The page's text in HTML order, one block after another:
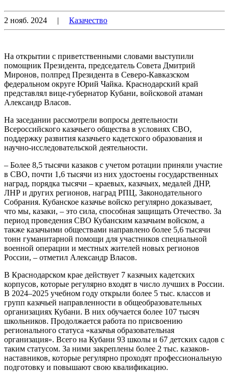
2 нояб. 2024 | Казачество
На открытии с приветственными словами выступили
помощник Президента, председатель Совета Дмитрий
Миронов, полпред Президента в Северо-Кавказском
федеральном округе Юрий Чайка. Краснодарский край
представлял вице-губернатор Кубани, войсковой атаман
Александр Власов.
На заседании рассмотрели вопросы деятельности
Всероссийского казачьего общества в условиях СВО,
поддержку развития казачьего кадетского образования и
научно-исследовательской деятельности.
– Более 8,5 тысячи казаков с учетом ротации приняли участие
в СВО, почти 1,6 тысячи из них удостоены государственных
наград, порядка тысячи – краевых, казачьих, медалей ДНР,
ЛНР и других регионов, наград РПЦ, Законодательного
Собрания. Кубанское казачье войско регулярно доказывает,
что мы, казаки, – это сила, способная защищать Отечество. За
период проведения СВО Кубанским казачьим войском, а
также казачьими обществами направлено более 5,6 тысячи
тонн гуманитарной помощи для участников специальной
военной операции и местных жителей новых регионов
России, – отметил Александр Власов.
В Краснодарском крае действует 7 казачьих кадетских
корпусов, которые регулярно входят в число лучших в России.
В 2024–2025 учебном году открыли более 5 тыс. классов и
групп казачьей направленности в общеобразовательных
организациях Кубани. В них обучается более 107 тысяч
школьников. Продолжается работа по присвоению
регионального статуса «казачья образовательная
организация». Всего на Кубани 93 школы и 67 детских садов с
таким статусом. За ними закреплены более 2 тыс. казаков-
наставников, которые регулярно проходят профессиональную
подготовку и повышают свою квалификацию.